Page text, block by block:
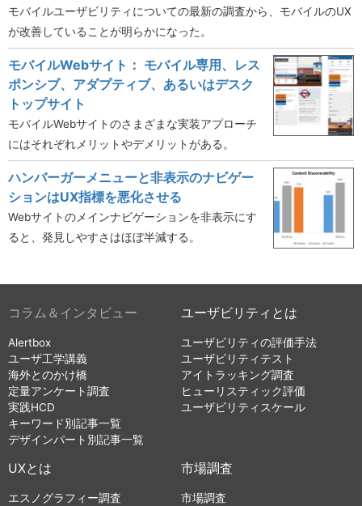
モバイルユーザビリティについての最新の調査から、モバイルのUX
が改善していることが明らかになった。
モバイルWebサイト： モバイル専用、レス
ポンシブ、アダプティブ、あるいはデスク
トップサイト
モバイルWebサイトのさまざまな実装アプローチ
にはそれぞれメリットやデメリットがある。
ハンバーガーメニューと非表示のナビゲー
ションはUX指標を悪化させる
Webサイトのメインナビゲーションを非表示にす
ると、発見しやすさはほぼ半減する。
コラム＆インタビュー
Alertbox
ユーザ工学講義
海外とのかけ橋
定量アンケート調査
実践HCD
キーワード別記事一覧
デザインパート別記事一覧
ユーザビリティとは
ユーザビリティの評価手法
ユーザビリティテスト
アイトラッキング調査
ヒューリスティック評価
ユーザビリティスケール
UXとは
エスノグラフィー調査
市場調査
市場調査